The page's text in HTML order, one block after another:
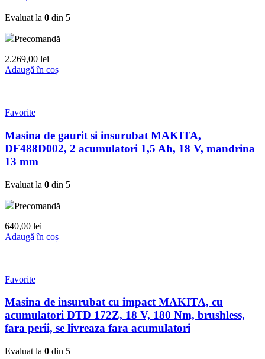
Evaluat la 0 din 5
Precomandă
2.269,00 lei
Adaugă în coș
Favorite
Masina de gaurit si insurubat MAKITA,
DF488D002, 2 acumulatori 1,5 Ah, 18 V, mandrina
13 mm
Evaluat la 0 din 5
Precomandă
640,00 lei
Adaugă în coș
Favorite
Masina de insurubat cu impact MAKITA, cu
acumulatori DTD 172Z, 18 V, 180 Nm, brushless,
fara perii, se livreaza fara acumulatori
Evaluat la 0 din 5